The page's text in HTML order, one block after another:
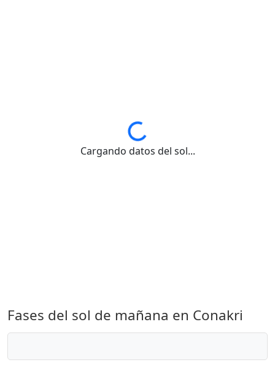
Loading...
Cargando datos del sol...
Fases del sol de mañana en Conakri